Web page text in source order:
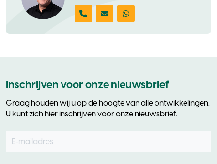
Inschrijven voor onze nieuwsbrief
Graag houden wij u op de hoogte van alle ontwikkelingen.
U kunt zich hier inschrijven voor onze nieuwsbrief.
Leave